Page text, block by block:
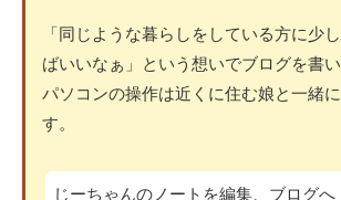
「同じような暮らしをしている方に少
ばいいなぁ」という想いでブログを書い
パソコンの操作は近くに住む娘と一緒
す。
じーちゃんのノートを編集、ブログへ